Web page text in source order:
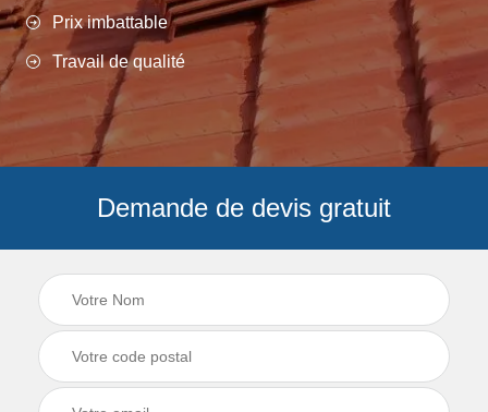
Prix imbattable
Travail de qualité
Demande de devis gratuit